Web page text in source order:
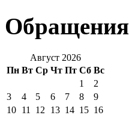
Обращения
Август 2026
Пн Вт Ср Чт Пт Сб Вс
1
2
3
4 5 6 7 8
9
10 11 12 13 14 15 16